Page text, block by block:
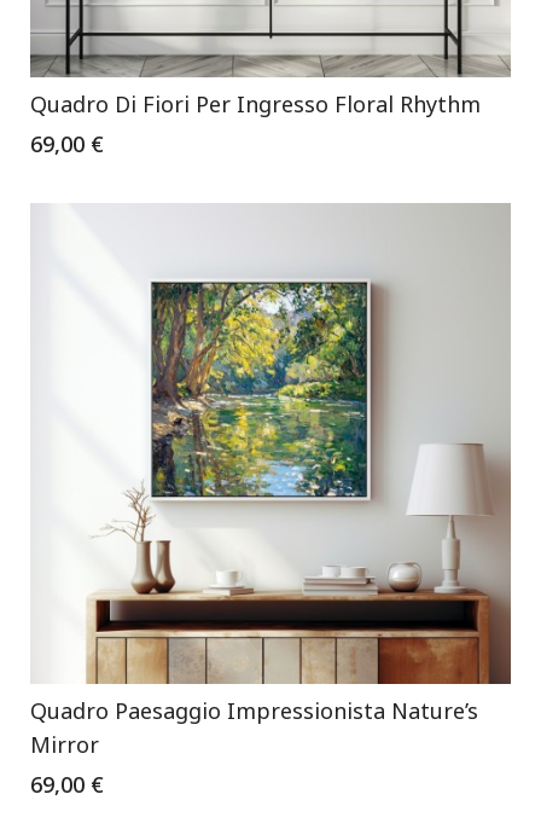
Quadro Di Fiori Per Ingresso Floral Rhythm
69,00 €
Quadro Paesaggio Impressionista Nature’s
Mirror
69,00 €